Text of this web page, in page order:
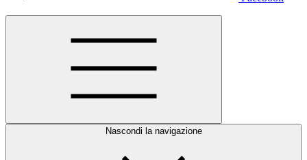
Nascondi la navigazione